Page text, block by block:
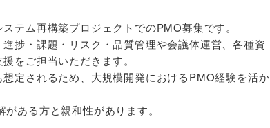
テム再構築プロジェクトでのPMO募集です。
捗・課題・リスク・品質管理や会議体運営、各種資
をご担当いただきます。
定されるため、大規模開発におけるPMO経験を活か
ある方と親和性があります。